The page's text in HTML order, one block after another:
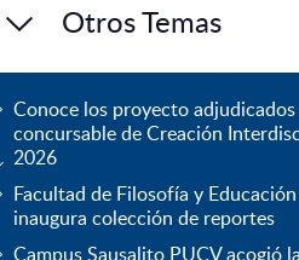
Otros Temas
Conoce los proyecto
concursable de Creación
2026
Facultad de Filosofía y
inaugura colección de reportes
Campus Sausalito PUCV acogió